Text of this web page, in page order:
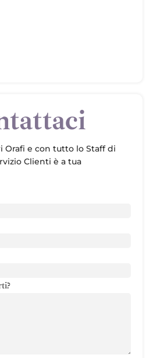
Orafi e con tutto lo Staff di
Clienti è a tua